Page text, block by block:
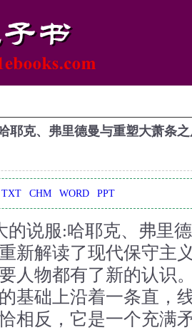
耶克、弗里德曼与重塑大萧条
TXT CHM WORD PPT
的说服:哈耶克、弗里
新解读了现代保守主
人物都有了新的认识
基础上沿着一条直，
相反，它是一个充满